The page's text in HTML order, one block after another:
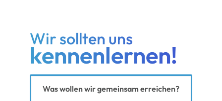
Wir sollten uns
kennenlernen!